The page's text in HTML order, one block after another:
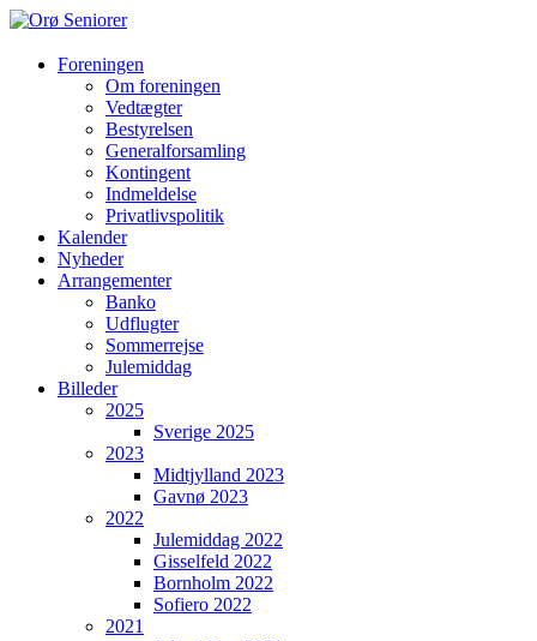
Orø
Seniorer
hyggeligste
hjælper
hinanden
Foreningen
Om foreningen
Vedtægter
Bestyrelsen
Generalforsamling
Kontingent
Indmeldelse
Privatlivspolitik
Kalender
Nyheder
Arrangementer
Banko
Udflugter
Sommerrejse
Julemiddag
Billeder
2025
Sverige 2025
2023
Midtjylland 2023
Gavnø 2023
2022
Julemiddag 2022
Gisselfeld 2022
Bornholm 2022
Sofiero 2022
2021